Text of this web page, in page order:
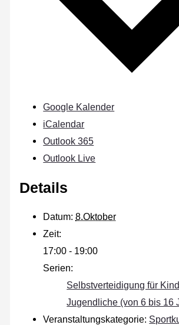
Google Kalender
iCalendar
Outlook 365
Outlook Live
Details
Datum: 8.Oktober
Zeit:
17:00 - 19:00
Serien:
Selbstverteidigung für
Jugendliche (von 6 bis 16
Veranstaltungskategorie: